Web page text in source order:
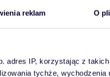
reklam O
adres IP, korzystając z
tychże, wychodzenia
atrakcji,
kwiatów,
dla ludzi jak i
życia,